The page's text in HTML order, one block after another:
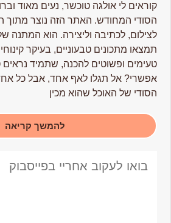
קוראים לי אולגה טוכשר, נעים מאוד
הסודי המחודש. האתר הזה נוצר מתוך
לצילום, לכתיבה וליצירה. הוא המתנה
תמצאו מתכונים טבעוניים, בעיקר
טעימים ופשוטים להכנה, שתמיד נראים
אפשרי? אל תגלו לאף אחד, אבל כל
הסודי של האוכל שהוא מכין
להמשך קריאה
בואו לעקוב אחריי בפייסבוק